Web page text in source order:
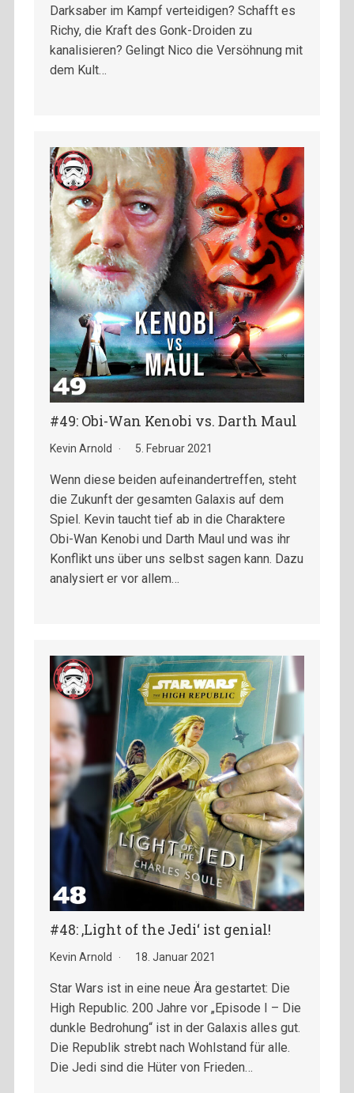
Darksaber im Kampf verteidigen? Schafft es
Richy, die Kraft des Gonk-Droiden zu
kanalisieren? Gelingt Nico die Versöhnung mit
dem Kult…
#49: Obi-Wan Kenobi vs. Darth Maul
Kevin Arnold 5. Februar 2021
Wenn diese beiden aufeinandertreffen, steht
die Zukunft der gesamten Galaxis auf dem
Spiel. Kevin taucht tief ab in die Charaktere
Obi-Wan Kenobi und Darth Maul und was ihr
Konflikt uns über uns selbst sagen kann. Dazu
analysiert er vor allem…
#48: ‚Light of the Jedi‘ ist genial!
Kevin Arnold 18. Januar 2021
Star Wars ist in eine neue Ära gestartet: Die
High Republic. 200 Jahre vor „Episode I – Die
dunkle Bedrohung“ ist in der Galaxis alles gut.
Die Republik strebt nach Wohlstand für alle.
Die Jedi sind die Hüter von Frieden…